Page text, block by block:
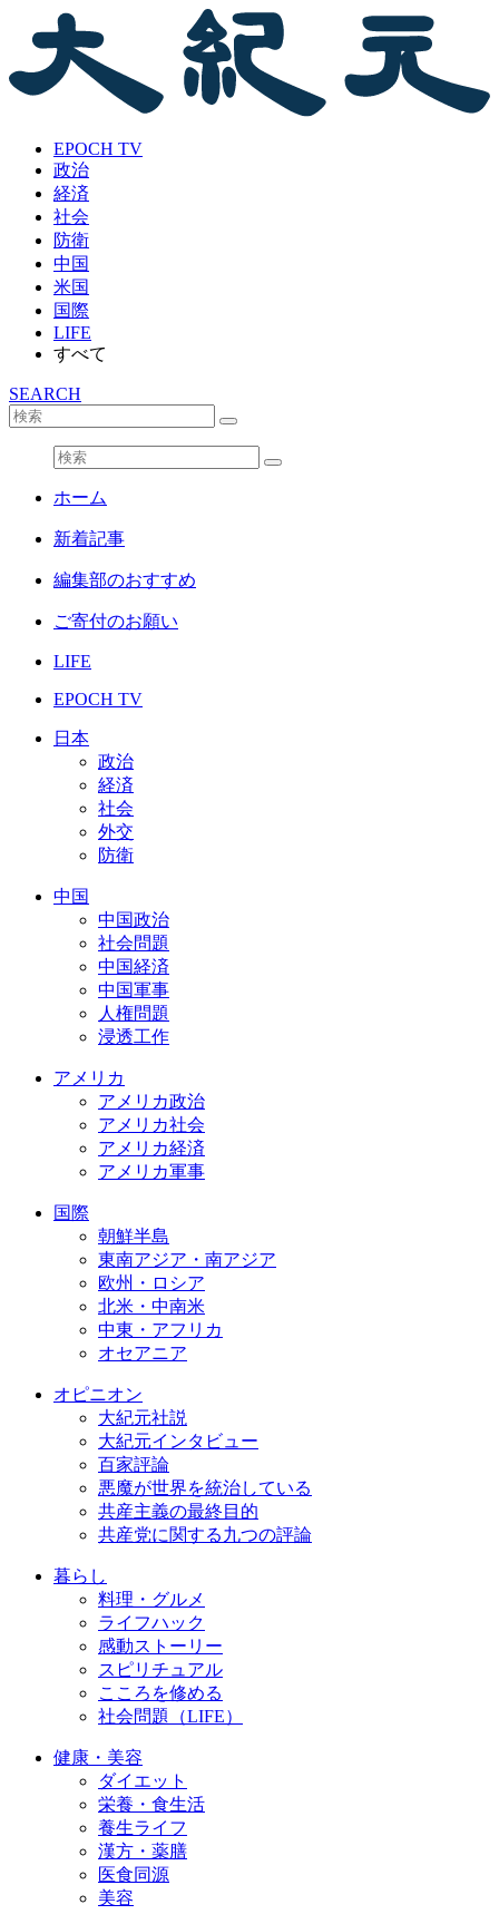
EPOCH TV
政治
経済
社会
防衛
中国
米国
国際
LIFE
すべて
SEARCH
ホーム
新着記事
編集部のおすすめ
ご寄付のお願い
LIFE
EPOCH TV
日本
政治
経済
社会
外交
防衛
中国
中国政治
社会問題
中国経済
中国軍事
人権問題
浸透工作
アメリカ
アメリカ政治
アメリカ社会
アメリカ経済
アメリカ軍事
国際
朝鮮半島
東南アジア・南アジア
欧州・ロシア
北米・中南米
中東・アフリカ
オセアニア
オピニオン
大紀元社説
大紀元インタビュー
百家評論
悪魔が世界を統治している
共産主義の最終目的
共産党に関する九つの評論
暮らし
料理・グルメ
ライフハック
感動ストーリー
スピリチュアル
こころを修める
社会問題（LIFE）
健康・美容
ダイエット
栄養・食生活
養生ライフ
漢方・薬膳
医食同源
美容